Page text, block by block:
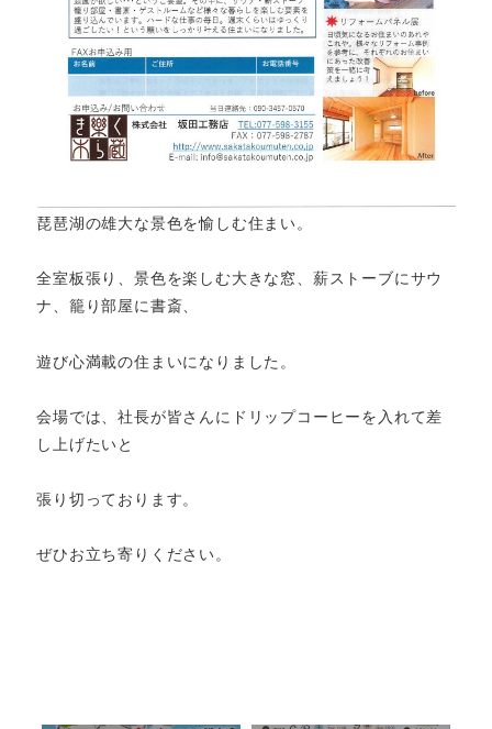
琵琶湖の雄大な景色を愉しむ住まい。
全室板張り、景色を楽しむ大きな窓、薪ストーブにサウ
ナ、籠り部屋に書斎、
遊び心満載の住まいになりました。
会場では、社長が皆さんにドリップコーヒーを入れて差
し上げたいと
張り切っております。
ぜひお立ち寄りください。